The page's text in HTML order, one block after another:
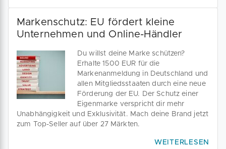
Markenschutz: EU fördert kleine
Unternehmen und Online-Händler
Du willst deine Marke schützen?
Erhalte 1500 EUR für die
Markenanmeldung in Deutschland und
allen Mitgliedsstaaten durch eine neue
Förderung der EU. Der Schutz einer
Eigenmarke verspricht dir mehr
Unabhängigkeit und Exklusivität. Mach deine Brand jetzt
zum Top-Seller auf über 27 Märkten.
WEITERLESEN